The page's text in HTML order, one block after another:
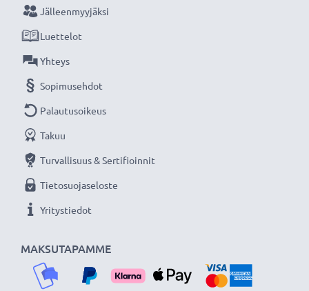
Muoto:pyöreä
- laajakulmakameran vastavalosuoja pyöreä
suodinkierteeseen kiinnitettävä tuotemerkiltä
CELLONIC 3 vuoden takuulla!
MAKSUTAPAMME
Jälleenmyyjäksi
Luettelot
Yhteys
Sopimusehdot
Palautusoikeus
Takuu
Turvallisuus & Sertifioinnit
Tietosuojaseloste
Yritystiedot